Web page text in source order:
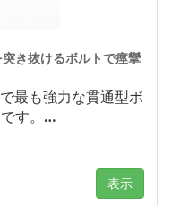
き抜けるボルトで痙攣
最も強力な貫通型ボ
す。 …
表示